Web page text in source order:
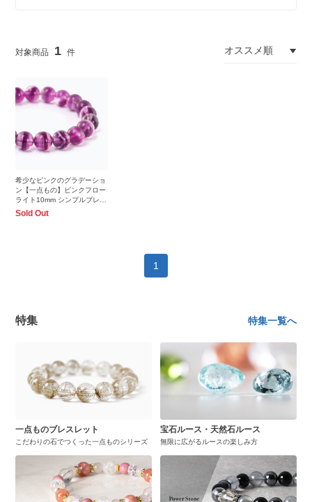
1
希少なピンクのグラデーショ
ン【一点もの】ピンクフロー
ライト10mm シンプルブレス
レット
Sold Out
1
特集 特集一覧へ
一点ものブレスレット
こだわりの石でつくった一点ものシリーズ
宝石ルース・天然石ルース
無限に広がるルースの楽しみ方